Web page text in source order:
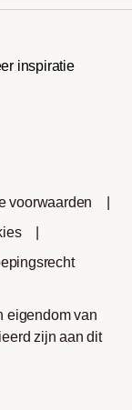
inspiratie
voorwaarden
eigendom van
zijn aan dit